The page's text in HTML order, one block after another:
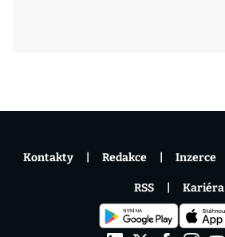
Kontakty Redakce Inzerce
RSS Kariéra